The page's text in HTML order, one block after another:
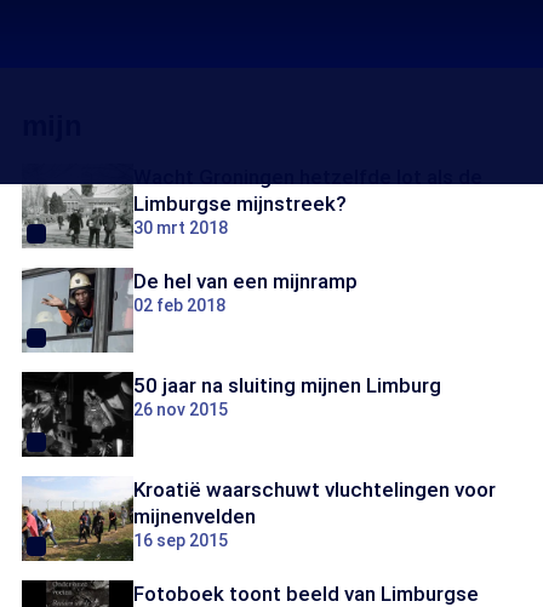
Limburgse mijnstreek?
30 mrt 2018
De hel van een mijnramp
02 feb 2018
50 jaar na sluiting mijnen Limburg
26 nov 2015
Kroatië waarschuwt vluchtelingen voor
mijnenvelden
16 sep 2015
Fotoboek toont beeld van Limburgse